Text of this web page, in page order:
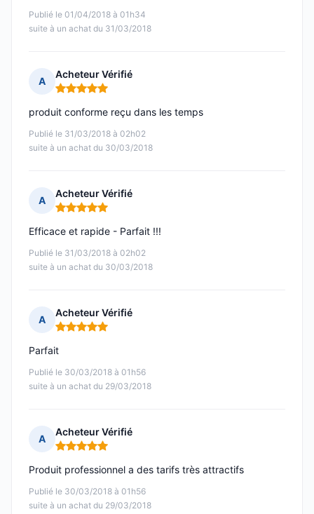
Publié le 01/04/2018 à 01h34
suite à un achat du 31/03/2018
A
Acheteur Vérifié
Note : 5 sur 5
Publié le 31/03/2018 à 02h02
suite à un achat du 30/03/2018
produit conforme reçu dans les temps
A
Acheteur Vérifié
Note : 5 sur 5
Publié le 31/03/2018 à 02h02
suite à un achat du 30/03/2018
Efficace et rapide - Parfait !!!
A
Acheteur Vérifié
Note : 5 sur 5
Publié le 30/03/2018 à 01h56
suite à un achat du 29/03/2018
Parfait
A
Acheteur Vérifié
Note : 5 sur 5
Publié le 30/03/2018 à 01h56
suite à un achat du 29/03/2018
Produit professionnel a des tarifs très attractifs